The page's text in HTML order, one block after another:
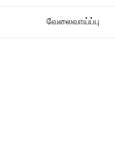
வேலைவாய்ப்பு